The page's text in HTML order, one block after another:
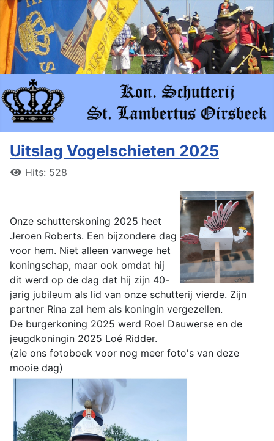
Uitslag Vogelschieten 2025
Hits: 528
Onze schutterskoning 2025 heet
Jeroen Roberts. Een bijzondere dag
voor hem. Niet alleen vanwege het
koningschap, maar ook omdat hij
dit werd op de dag dat hij zijn 40-
jarig jubileum als lid van onze schutterij vierde. Zijn
partner Rina zal hem als koningin vergezellen.
De burgerkoning 2025 werd Roel Dauwerse en de
jeugdkoningin 2025 Loé Ridder.
(zie ons fotoboek voor nog meer foto's van deze
mooie dag)